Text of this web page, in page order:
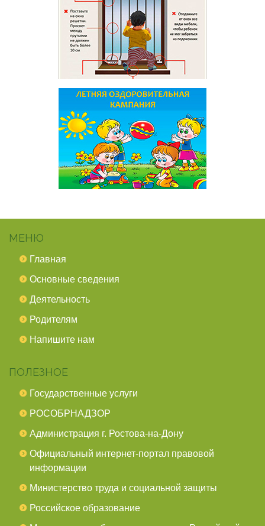
МЕНЮ
Главная
Основные сведения
Деятельность
Родителям
Напишите нам
ПОЛЕЗНОЕ
Государственные услуги
РОСОБРНАДЗОР
Администрация г. Ростова-на-Дону
Официальный интернет-портал правовой
информации
Министерство труда и социальной защиты
Российское образование